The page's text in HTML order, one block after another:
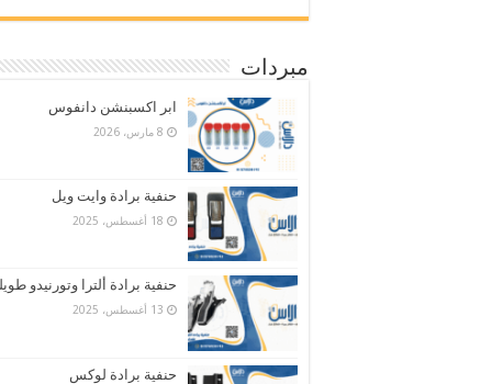
مبردات
ابر اكسبنشن دانفوس
8 مارس، 2026
حنفية برادة وايت ويل
18 أغسطس، 2025
حنفية برادة ألترا وتورنيدو
13 أغسطس، 2025
حنفية برادة لوكس